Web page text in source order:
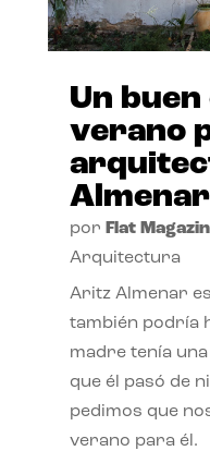
Un buen
verano
Almenar
por Flat
Arquitectura
Aritz Almenar
también podría
madre tenía
que él pasó de
pedimos que
verano para él.